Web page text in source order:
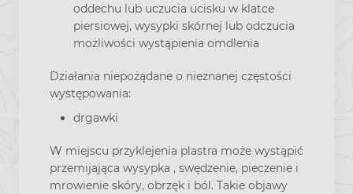
oddechu lub uczucia ucisku w klatce
piersiowej, wysypki skórnej lub odczucia
możliwości wystąpienia omdlenia
Działania niepożądane o nieznanej częstości
występowania:
drgawki
W miejscu przyklejenia plastra może wystąpić
przemijająca wysypka , swędzenie, pieczenie i
mrowienie skóry, obrzęk i ból. Takie objawy